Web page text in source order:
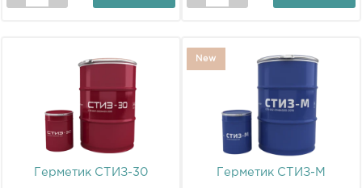
Герметик СТИЗ-30
New
Герметик СТИЗ-М